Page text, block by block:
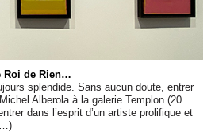
Sacré
Roi de Rien…
splendide. Sans aucun doute, entrer
Alberola à la galerie Templon (20
dans l’esprit d’un artiste prolifique et